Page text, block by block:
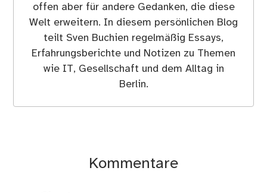
offen aber für andere Gedanken, die diese
Welt erweitern. In diesem persönlichen Blog
teilt Sven Buchien regelmäßig Essays,
Erfahrungsberichte und Notizen zu Themen
wie IT, Gesellschaft und dem Alltag in
Berlin.
Kommentare